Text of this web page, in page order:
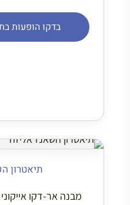
בדקו הופעות
תיאטרון
מבנה אר-דקו